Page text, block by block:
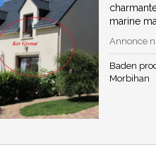
marine
Annonce
Baden
Morbihan